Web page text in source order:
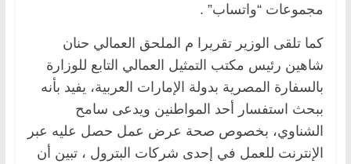
مجموعات “واتساب” .
كما تلقى الوزير تقريرا م الملحق العمالي حنان
شاهين رئيس مكتب التمثيل العمالي التابع للوزارة
بالسفارة المصرية بدولة الإمارات العربية، يفيد بأنه
ببحث استفسار أحد المواطنين ويدعى سامح
الشناوي، بخصوص صحة عرض عمل حصل عليه عبر
الإنترنت للعمل في إحدى شركات البترول ، تبين أن